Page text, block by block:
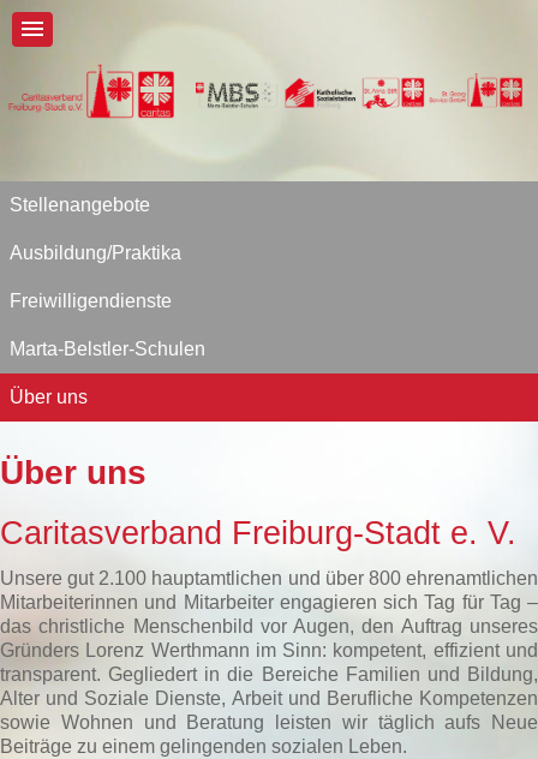
Stellenangebote
Ausbildung/Praktika
Freiwilligendienste
Marta-Belstler-Schulen
Über uns
Über uns
Caritasverband Freiburg-Stadt e. V.
Unsere gut 2.100 hauptamtlichen und über 800 ehrenamtlichen
Mitarbeiterinnen und Mitarbeiter engagieren sich Tag für Tag –
das christliche Menschenbild vor Augen, den Auftrag unseres
Gründers Lorenz Werthmann im Sinn: kompetent, effizient und
transparent. Gegliedert in die Bereiche Familien und Bildung,
Alter und Soziale Dienste, Arbeit und Berufliche Kompetenzen
sowie Wohnen und Beratung leisten wir täglich aufs Neue
Beiträge zu einem gelingenden sozialen Leben.